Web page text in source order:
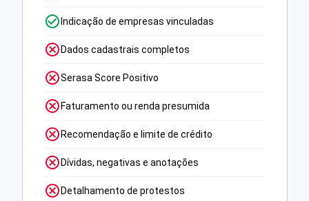
Indicação de empresas vinculadas
Dados cadastrais completos
Serasa Score Positivo
Faturamento ou renda presumida
Recomendação e limite de crédito
Dívidas, negativas e anotações
Detalhamento de protestos